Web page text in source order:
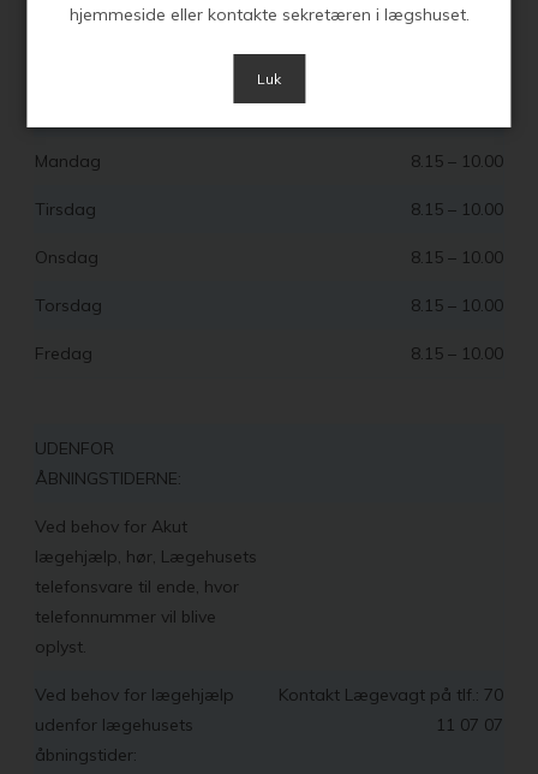
Mandag 8.15 – 10.00
Tirsdag 8.15 – 10.00
Onsdag 8.15 – 10.00
Torsdag 8.15 – 10.00
Fredag 8.15 – 10.00
UDENFOR
ÅBNINGSTIDERNE:
Ved behov for Akut
lægehjælp, hør, Lægehusets
telefonsvare til ende, hvor
telefonnummer vil blive
oplyst.
Ved behov for lægehjælp
udenfor lægehusets
åbningstider:
Kontakt Lægevagt på tlf.: 70
11 07 07
hjemmeside eller kontakte sekretæren i lægshuset.
Luk